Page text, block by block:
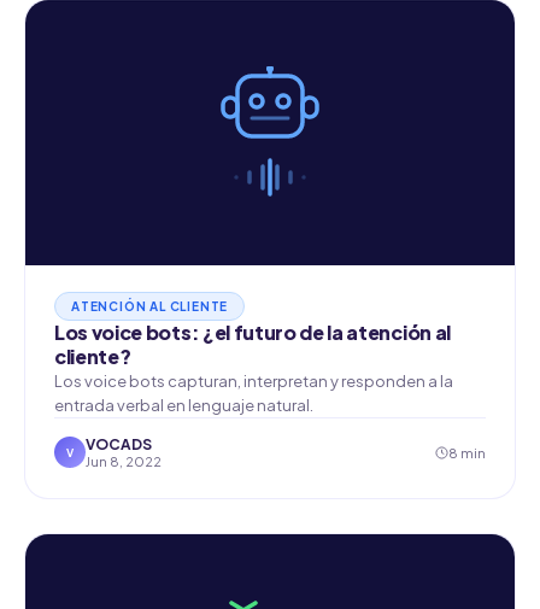
ATENCIÓN AL CLIENTE
Los voice bots: ¿el futuro de la atención al
cliente?
Los voice bots capturan, interpretan y responden a la
entrada verbal en lenguaje natural.
V VOCADS
Jun 8, 2022
8 min